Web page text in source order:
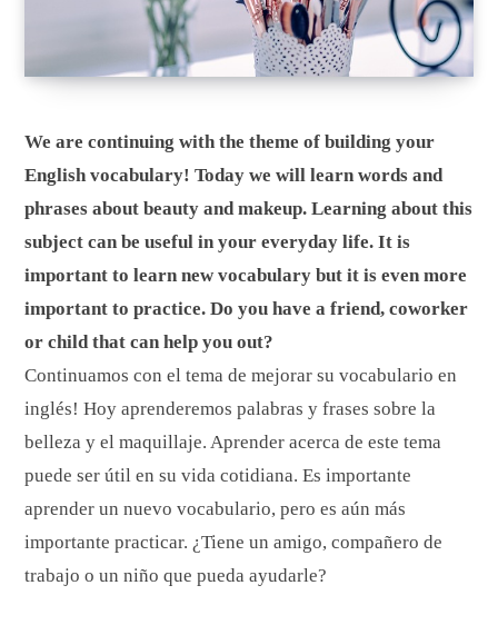
We are continuing with the theme of building your
English vocabulary! Today we will learn words and
phrases about beauty and makeup. Learning about this
subject can be useful in your everyday life. It is
important to learn new vocabulary but it is even more
important to practice. Do you have a friend, coworker
or child that can help you out?
Continuamos con el tema de mejorar su vocabulario en
inglés! Hoy aprenderemos palabras y frases sobre la
belleza y el maquillaje. Aprender acerca de este tema
puede ser útil en su vida cotidiana. Es importante
aprender un nuevo vocabulario, pero es aún más
importante practicar. ¿Tiene un amigo, compañero de
trabajo o un niño que pueda ayudarle?